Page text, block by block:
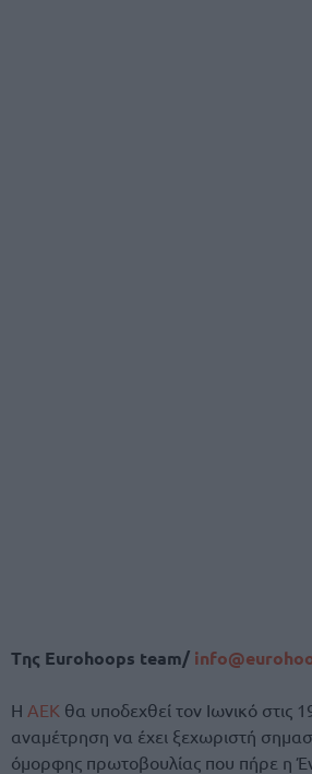
Tης Eurohoops team/
Η ΑΕΚ θα υποδεχθεί τον Ιωνικό στις
αναμέτρηση να έχει ξεχωριστή
όμορφης πρωτοβουλίας που πήρε η